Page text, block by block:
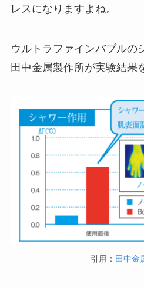
レスになりますよね。
ウルトラファインバブルの
田中金属製作所が実験結果
引用： 田中金